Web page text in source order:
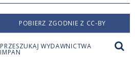
POBIERZ ZGODNIE Z CC-BY
PRZESZUKAJ WYDAWNICTWA
IMPAN